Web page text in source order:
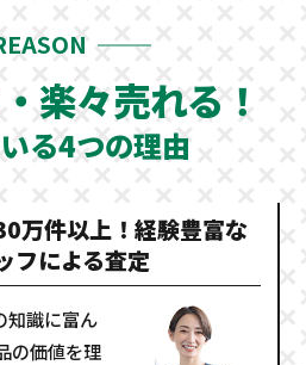
楽々売れる！
る4つの理由
万件以上！経験豊富な
フによる査定
知識に富ん
の価値を理